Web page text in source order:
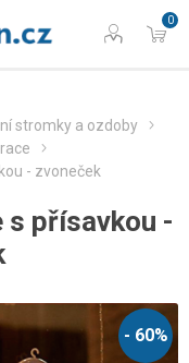
0
stromky a ozdoby
- zvoneček
s přísavkou -
- 60%